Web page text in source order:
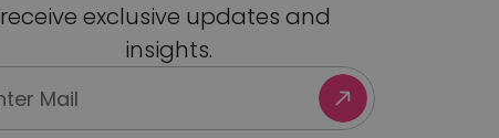
receive exclusive updates and
insights.